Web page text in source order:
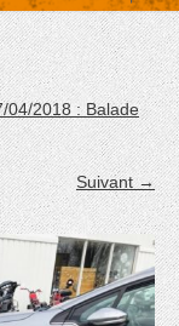
04/2018 : Balade
Suivant →